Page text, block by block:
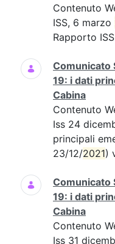
Contenuto
ISS, 6 marzo
Rapporto
Comunicato
19: i dati
Cabina
Contenuto
Iss 24
principali
23/12/2021)
Comunicato
19: i dati
Cabina
Contenuto
Iss 31